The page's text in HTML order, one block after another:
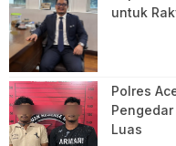
untuk
Polres
Luas